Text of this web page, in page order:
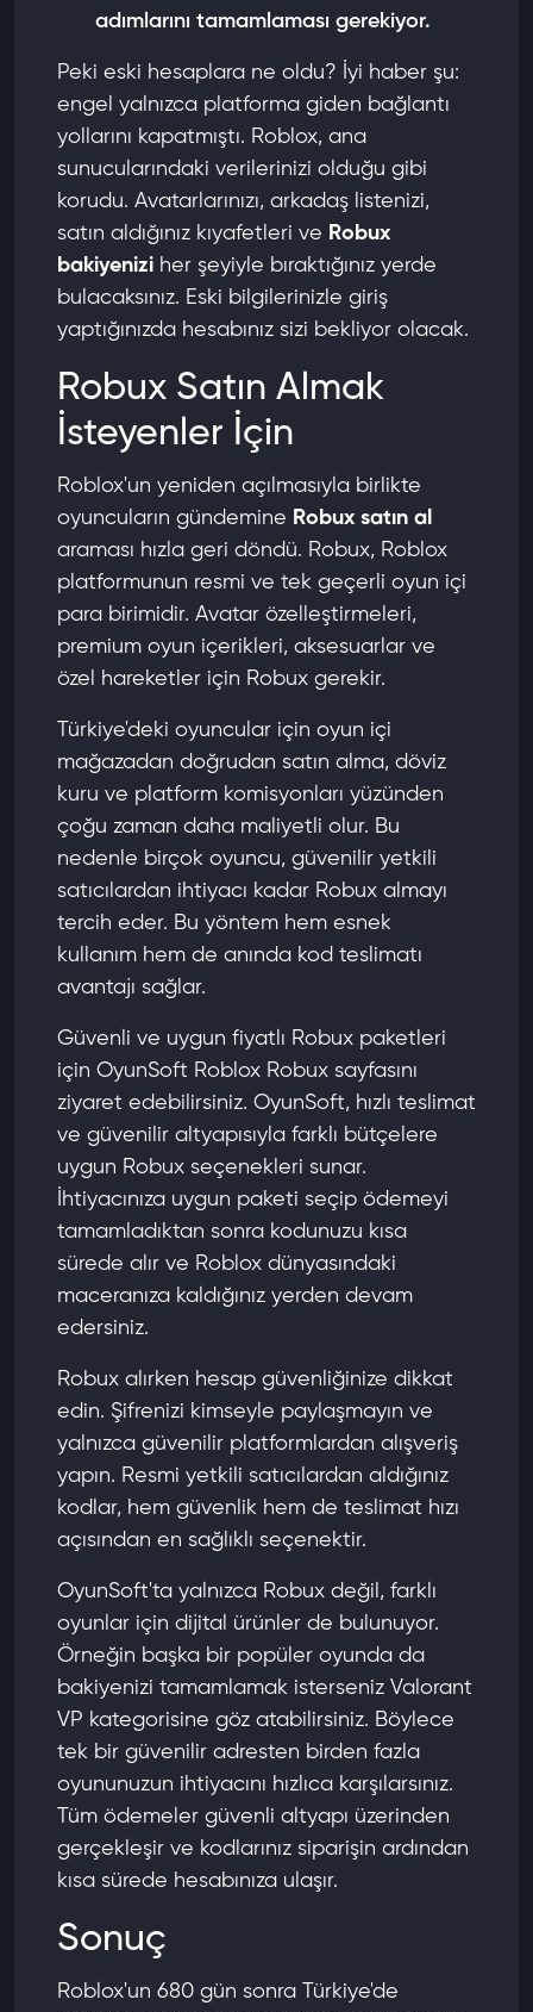
adımlarını tamamlaması gerekiyor.
Peki eski hesaplara ne oldu? İyi haber şu:
engel yalnızca platforma giden bağlantı
yollarını kapatmıştı. Roblox, ana
sunucularındaki verilerinizi olduğu gibi
korudu. Avatarlarınızı, arkadaş listenizi,
satın aldığınız kıyafetleri ve Robux
bakiyenizi her şeyiyle bıraktığınız yerde
bulacaksınız. Eski bilgilerinizle giriş
yaptığınızda hesabınız sizi bekliyor olacak.
Robux Satın Almak
İsteyenler İçin
Roblox'un yeniden açılmasıyla birlikte
oyuncuların gündemine Robux satın al
araması hızla geri döndü. Robux, Roblox
platformunun resmi ve tek geçerli oyun içi
para birimidir. Avatar özelleştirmeleri,
premium oyun içerikleri, aksesuarlar ve
özel hareketler için Robux gerekir.
Türkiye'deki oyuncular için oyun içi
mağazadan doğrudan satın alma, döviz
kuru ve platform komisyonları yüzünden
çoğu zaman daha maliyetli olur. Bu
nedenle birçok oyuncu, güvenilir yetkili
satıcılardan ihtiyacı kadar Robux almayı
tercih eder. Bu yöntem hem esnek
kullanım hem de anında kod teslimatı
avantajı sağlar.
Güvenli ve uygun fiyatlı Robux paketleri
için OyunSoft Roblox Robux sayfasını
ziyaret edebilirsiniz. OyunSoft, hızlı teslimat
ve güvenilir altyapısıyla farklı bütçelere
uygun Robux seçenekleri sunar.
İhtiyacınıza uygun paketi seçip ödemeyi
tamamladıktan sonra kodunuzu kısa
sürede alır ve Roblox dünyasındaki
maceranıza kaldığınız yerden devam
edersiniz.
Robux alırken hesap güvenliğinize dikkat
edin. Şifrenizi kimseyle paylaşmayın ve
yalnızca güvenilir platformlardan alışveriş
yapın. Resmi yetkili satıcılardan aldığınız
kodlar, hem güvenlik hem de teslimat hızı
açısından en sağlıklı seçenektir.
OyunSoft'ta yalnızca Robux değil, farklı
oyunlar için dijital ürünler de bulunuyor.
Örneğin başka bir popüler oyunda da
bakiyenizi tamamlamak isterseniz Valorant
VP kategorisine göz atabilirsiniz. Böylece
tek bir güvenilir adresten birden fazla
oyununuzun ihtiyacını hızlıca karşılarsınız.
Tüm ödemeler güvenli altyapı üzerinden
gerçekleşir ve kodlarınız siparişin ardından
kısa sürede hesabınıza ulaşır.
Sonuç
Roblox'un 680 gün sonra Türkiye'de